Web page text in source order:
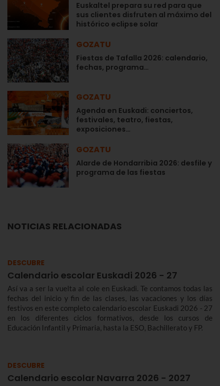
Euskaltel prepara su red para que
sus clientes disfruten al máximo del
histórico eclipse solar
GOZATU
Fiestas de Tafalla 2026: calendario,
fechas, programa…
GOZATU
Agenda en Euskadi: conciertos,
festivales, teatro, fiestas,
exposiciones…
GOZATU
Alarde de Hondarribia 2026: desfile y
programa de las fiestas
NOTICIAS RELACIONADAS
DESCUBRE
Calendario escolar Euskadi 2026 - 27
Así va a ser la vuelta al cole en Euskadi. Te contamos todas las
fechas del inicio y fin de las clases, las vacaciones y los días
festivos en este completo calendario escolar Euskadi 2026 - 27
en los diferentes ciclos formativos, desde los cursos de
Educación Infantil y Primaria, hasta la ESO, Bachillerato y FP.
DESCUBRE
Calendario escolar Navarra 2026 - 2027